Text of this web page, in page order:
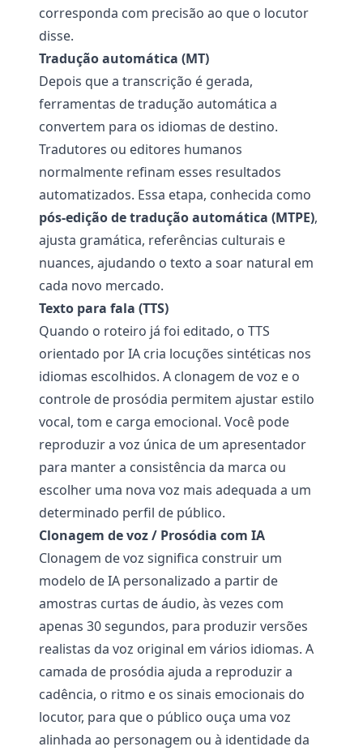
corresponda com precisão ao que o locutor
disse.
Tradução automática (MT)
Depois que a transcrição é gerada,
ferramentas de tradução automática a
convertem para os idiomas de destino.
Tradutores ou editores humanos
normalmente refinam esses resultados
automatizados. Essa etapa, conhecida como
pós-edição de tradução automática (MTPE),
ajusta gramática, referências culturais e
nuances, ajudando o texto a soar natural em
cada novo mercado.
Texto para fala (TTS)
Quando o roteiro já foi editado, o TTS
orientado por IA cria locuções sintéticas nos
idiomas escolhidos. A clonagem de voz e o
controle de prosódia permitem ajustar estilo
vocal, tom e carga emocional. Você pode
reproduzir a voz única de um apresentador
para manter a consistência da marca ou
escolher uma nova voz mais adequada a um
determinado perfil de público.
Clonagem de voz / Prosódia com IA
Clonagem de voz significa construir um
modelo de IA personalizado a partir de
amostras curtas de áudio, às vezes com
apenas 30 segundos, para produzir versões
realistas da voz original em vários idiomas. A
camada de prosódia ajuda a reproduzir a
cadência, o ritmo e os sinais emocionais do
locutor, para que o público ouça uma voz
alinhada ao personagem ou à identidade da